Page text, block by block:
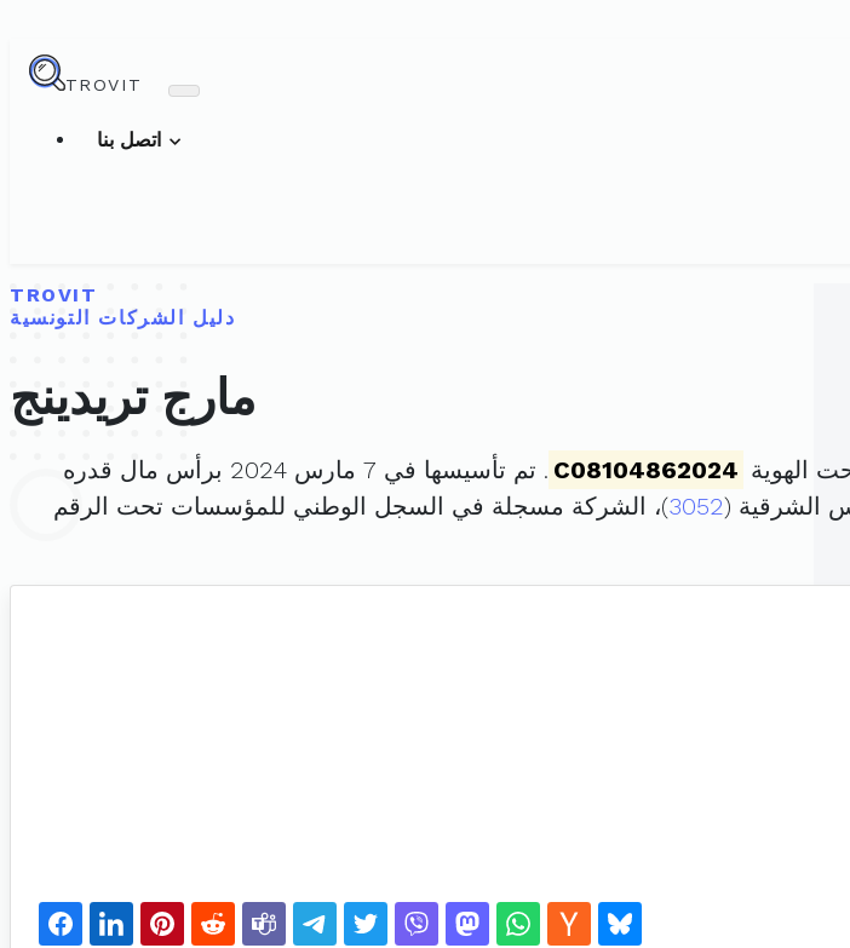
TROVIT
TROVIT
دليل الشركات التونسية
مارج تريدينج
الهوية C08104862024 . تم تأسيسها في 7 مارس 2024 برأس مال قدره
3052)، الشركة مسجلة في السجل الوطني للمؤسسات تحت الرقم